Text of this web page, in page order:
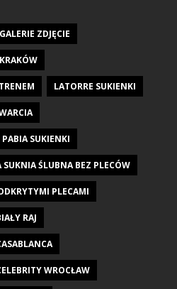
ZDJĘCIE
LATORRE SUKIENKI
PABIA SUKIENKI
SUKNIA ŚLUBNA BEZ PLECÓW
PLECAMI
RAJ
WROCŁAW